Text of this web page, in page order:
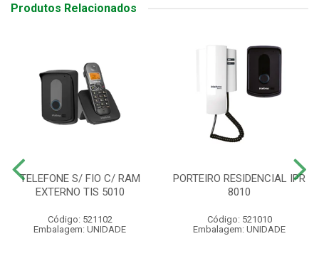
Produtos Relacionados
TELEFONE S/ FIO C/ RAM
EXTERNO TIS 5010
Código: 521102
Embalagem: UNIDADE
PORTEIRO RESIDENCIAL IPR
8010
Código: 521010
Embalagem: UNIDADE